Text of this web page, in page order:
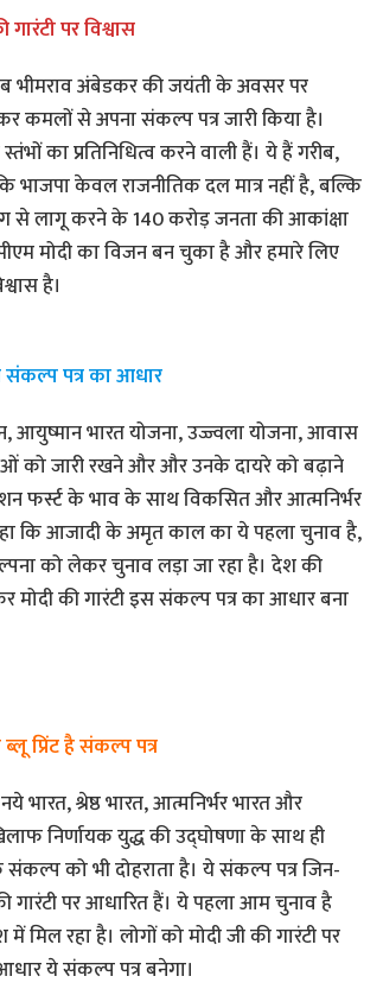
पर विश्वास
भीमराव अंबेडकर की जयंती के अवसर पर
कर कमलों से अपना संकल्प पत्र जारी किया है।
का प्रतिनिधित्व करने वाली हैं। ये हैं गरीब,
भाजपा केवल राजनीतिक दल मात्र नहीं है, बल्कि
से लागू करने के 140 करोड़ जनता की आकांक्षा
मोदी का विजन बन चुका है और हमारे लिए
है।
संकल्प पत्र का आधार
आयुष्मान भारत योजना, उज्ज्वला योजना, आवास
को जारी रखने और और उनके दायरे को बढ़ाने
फर्स्ट के भाव के साथ विकसित और आत्मनिर्भर
कि आजादी के अमृत काल का ये पहला चुनाव है,
को लेकर चुनाव लड़ा जा रहा है। देश की
मोदी की गारंटी इस संकल्प पत्र का आधार बना
प्रिंट है संकल्प पत्र
भारत, श्रेष्ठ भारत, आत्मनिर्भर भारत और
निर्णायक युद्ध की उद्घोषणा के साथ ही
को भी दोहराता है। ये संकल्प पत्र जिन-
गारंटी पर आधारित हैं। ये पहला आम चुनाव है
रहा है। लोगों को मोदी जी की गारंटी पर
ये संकल्प पत्र बनेगा।